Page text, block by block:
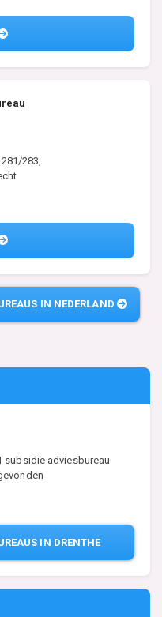
283,
IN NEDERLAND
subsidie adviesbureau
IN DRENTHE